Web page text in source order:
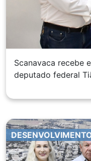
Scanavaca recebe
deputado federal